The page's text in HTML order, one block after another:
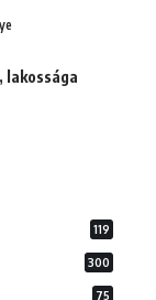
lakossága
119
300
75